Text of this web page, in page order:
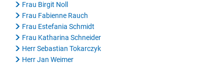
Frau Birgit Noll
Frau Fabienne Rauch
Frau Estefania Schmidt
Frau Katharina Schneider
Herr Sebastian Tokarczyk
Herr Jan Weimer